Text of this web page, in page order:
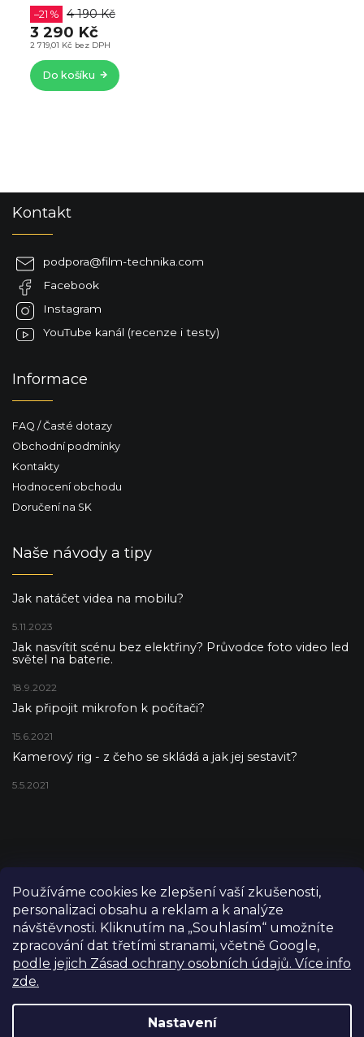
Používáme cookies ke zlepšení vaší zkušenosti,
personalizaci obsahu a reklam a k analýze
návštěvnosti. Kliknutím na „Souhlasím“ umožníte
zpracování dat třetími stranami, včetně Google,
podle jejich Zásad ochrany osobních údajů. Více info
zde.
Nastavení
2 719,01 Kč bez DPH
–21 % 4 190 Kč
3 290 Kč
Do košíku
Kontakt
podpora@film-technika.com
Facebook
Instagram
YouTube kanál (recenze i testy)
Informace
FAQ / Časté dotazy
Obchodní podmínky
Kontakty
Hodnocení obchodu
Doručení na SK
Naše návody a tipy
Jak natáčet videa na mobilu?
5.11.2023
Jak nasvítit scénu bez elektřiny? Průvodce foto video led
světel na baterie.
18.9.2022
Jak připojit mikrofon k počítači?
15.6.2021
Kamerový rig - z čeho se skládá a jak jej sestavit?
5.5.2021
Copyright 2026FILM-TECHNIKA. Všechna práva vyhrazena.
Upravit nastavení cookies